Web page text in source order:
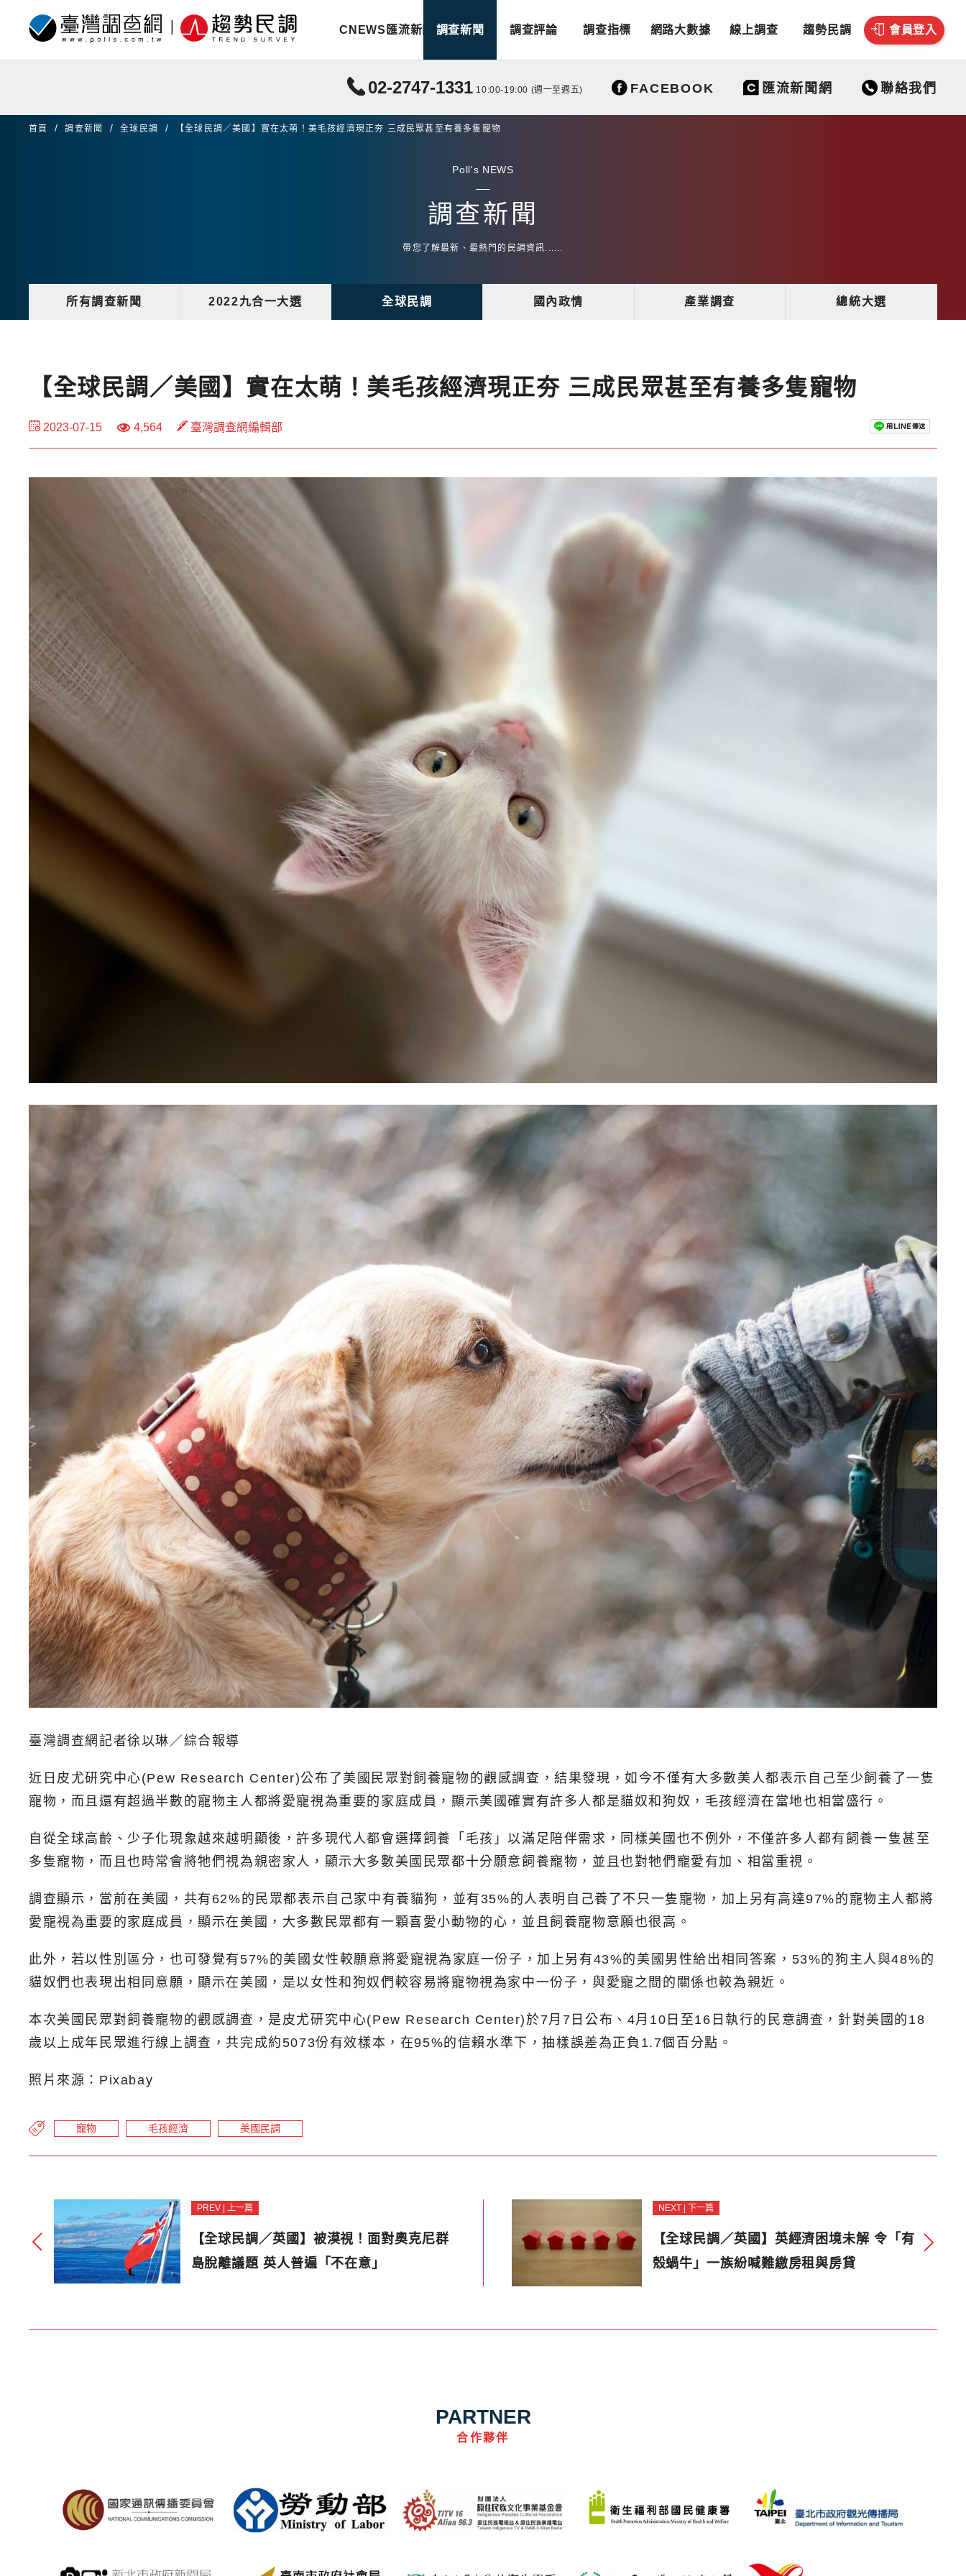
CNEWS匯流新聞 調查新聞 調查評論 調查指標 網路大數據 線上調查 趨勢民調 會員登入
02-2747-1331 10:00-19:00 (週一至週五) FACEBOOK 匯流新聞網 聯絡我們
首頁 調查新聞 全球民調 【全球民調／美國】實在太萌！美毛孩經濟現正夯 三成民眾甚至有養多隻寵物
Poll's NEWS
調查新聞
帶您了解最新、最熱門的民調資訊......
所有調查新聞 2022九合一大選 全球民調 國內政情 產業調查 總統大選
【全球民調／美國】實在太萌！美毛孩經濟現正夯 三成民眾甚至有養多隻寵物
2023-07-15 4,564 臺灣調查網編輯部
臺灣調查網記者徐以琳／綜合報導
近日皮尤研究中心(Pew Research Center)公布了美國民眾對飼養寵物的觀感調查，結果發現，如今不僅有大多數美人都表示自己至少飼養了一隻
寵物，而且還有超過半數的寵物主人都將愛寵視為重要的家庭成員，顯示美國確實有許多人都是貓奴和狗奴，毛孩經濟在當地也相當盛行。
自從全球高齡、少子化現象越來越明顯後，許多現代人都會選擇飼養「毛孩」以滿足陪伴需求，同樣美國也不例外，不僅許多人都有飼養一隻甚至
多隻寵物，而且也時常會將牠們視為親密家人，顯示大多數美國民眾都十分願意飼養寵物，並且也對牠們寵愛有加、相當重視。
調查顯示，當前在美國，共有62%的民眾都表示自己家中有養貓狗，並有35%的人表明自己養了不只一隻寵物，加上另有高達97%的寵物主人都將
愛寵視為重要的家庭成員，顯示在美國，大多數民眾都有一顆喜愛小動物的心，並且飼養寵物意願也很高。
此外，若以性別區分，也可發覺有57%的美國女性較願意將愛寵視為家庭一份子，加上另有43%的美國男性給出相同答案，53%的狗主人與48%的
貓奴們也表現出相同意願，顯示在美國，是以女性和狗奴們較容易將寵物視為家中一份子，與愛寵之間的關係也較為親近。
本次美國民眾對飼養寵物的觀感調查，是皮尤研究中心(Pew Research Center)於7月7日公布、4月10日至16日執行的民意調查，針對美國的18
歲以上成年民眾進行線上調查，共完成約5073份有效樣本，在95%的信賴水準下，抽樣誤差為正負1.7個百分點。
照片來源：Pixabay
寵物 毛孩經濟 美國民調
PREV | 上一篇
【全球民調／英國】被漠視！面對奧克尼群
島脫離議題 英人普遍「不在意」
NEXT | 下一篇
【全球民調／英國】英經濟困境未解 令「有
殼蝸牛」一族紛喊難繳房租與房貸
PARTNER
合作夥伴